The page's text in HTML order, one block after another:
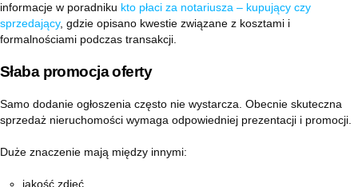
informacje w poradniku kto płaci za notariusza – kupujący czy
sprzedający, gdzie opisano kwestie związane z kosztami i
formalnościami podczas transakcji.
Słaba promocja oferty
Samo dodanie ogłoszenia często nie wystarcza. Obecnie skuteczna
sprzedaż nieruchomości wymaga odpowiedniej prezentacji i promocji.
Duże znaczenie mają między innymi:
jakość zdjęć,